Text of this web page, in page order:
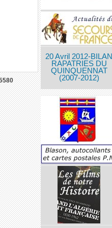
20 Avril 2012-BILAN
RAPATRIES DU
QUINQUENNAT
(2007-2012)